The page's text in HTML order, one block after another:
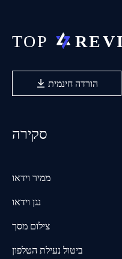
הורדה חינמית
סקירה
ממיר וידאו
נגן וידאו
צילום מסך
ביטול נעילת הטלפון